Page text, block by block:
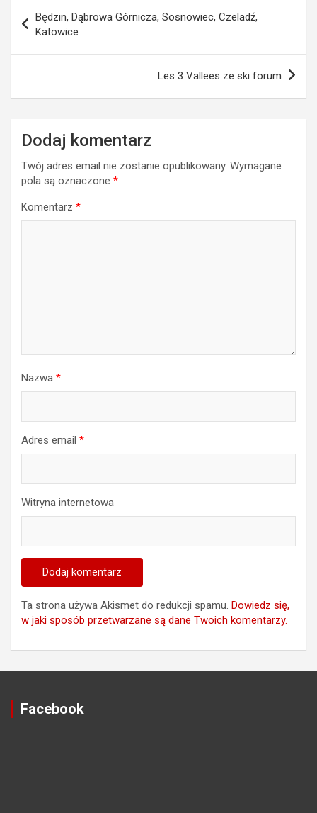
wpisu
Będzin, Dąbrowa Górnicza, Sosnowiec, Czeladź,
Katowice
Les 3 Vallees ze ski forum
Dodaj komentarz
Twój adres email nie zostanie opublikowany. Wymagane
pola są oznaczone *
Komentarz *
Nazwa *
Adres email *
Witryna internetowa
Ta strona używa Akismet do redukcji spamu. Dowiedz się,
w jaki sposób przetwarzane są dane Twoich komentarzy.
Facebook